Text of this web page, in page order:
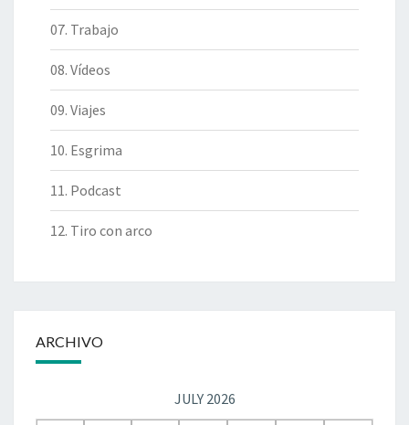
07. Trabajo
08. Vídeos
09. Viajes
10. Esgrima
11. Podcast
12. Tiro con arco
ARCHIVO
JULY 2026